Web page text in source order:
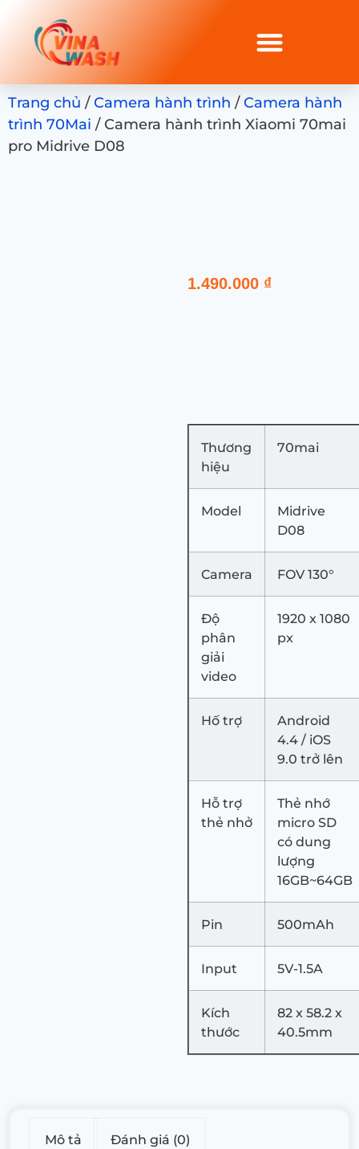
Trang chủ /Camera hành trình /Camera hành
trình 70Mai / Camera hành trình Xiaomi 70mai
pro Midrive D08
1.490.000 ₫
Thương
hiệu
70mai
Model
Midrive
D08
Camera FOV 130°
Độ
phân
giải
video
1920 x 1080
px
Hố trợ
Android
4.4 / iOS
9.0 trở lên
Hỗ trợ
thẻ nhở
Thẻ nhớ
micro SD
có dung
lượng
16GB~64GB
Pin 500mAh
Input 5V-1.5A
Kích
thước
82 x 58.2 x
40.5mm
Mô tả Đánh giá (0)